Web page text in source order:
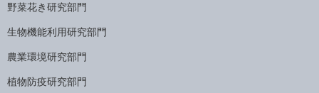
野菜花き研究部門
生物機能利用研究部門
農業環境研究部門
植物防疫研究部門